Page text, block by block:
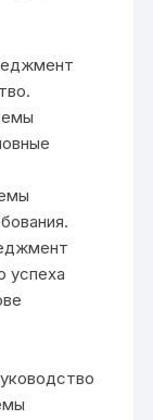
успеха